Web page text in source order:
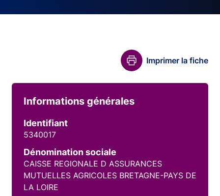
Imprimer la fiche
Informations générales
Identifiant
5340017
Dénomination sociale
CAISSE REGIONALE D ASSURANCES
MUTUELLES AGRICOLES BRETAGNE-PAYS DE
LA LOIRE